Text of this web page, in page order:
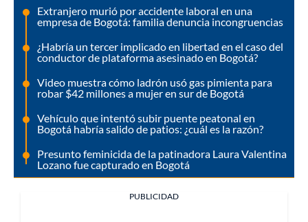
Extranjero murió por accidente laboral en una
empresa de Bogotá: familia denuncia incongruencias
¿Habría un tercer implicado en libertad en el caso del
conductor de plataforma asesinado en Bogotá?
Video muestra cómo ladrón usó gas pimienta para
robar $42 millones a mujer en sur de Bogotá
Vehículo que intentó subir puente peatonal en
Bogotá habría salido de patios: ¿cuál es la razón?
Presunto feminicida de la patinadora Laura Valentina
Lozano fue capturado en Bogotá
PUBLICIDAD